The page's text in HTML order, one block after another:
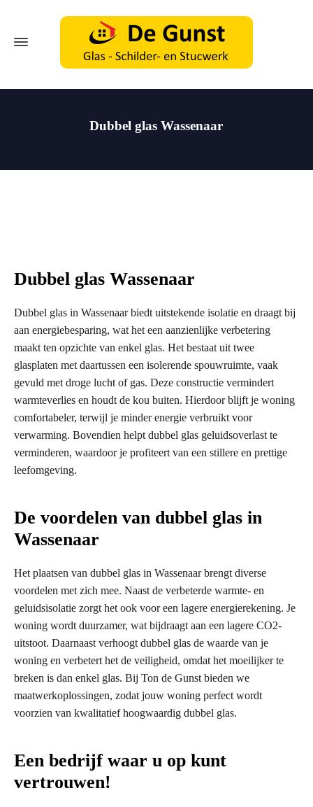
Dubbel glas Wassenaar
Dubbel glas Wassenaar
Dubbel glas in Wassenaar biedt uitstekende isolatie en draagt bij
aan energiebesparing, wat het een aanzienlijke verbetering
maakt ten opzichte van enkel glas. Het bestaat uit twee
glasplaten met daartussen een isolerende spouwruimte, vaak
gevuld met droge lucht of gas. Deze constructie vermindert
warmteverlies en houdt de kou buiten. Hierdoor blijft je woning
comfortabeler, terwijl je minder energie verbruikt voor
verwarming. Bovendien helpt dubbel glas geluidsoverlast te
verminderen, waardoor je profiteert van een stillere en prettige
leefomgeving.
De voordelen van dubbel glas in
Wassenaar
Het plaatsen van dubbel glas in Wassenaar brengt diverse
voordelen met zich mee. Naast de verbeterde warmte- en
geluidsisolatie zorgt het ook voor een lagere energierekening. Je
woning wordt duurzamer, wat bijdraagt aan een lagere CO2-
uitstoot. Daarnaast verhoogt dubbel glas de waarde van je
woning en verbetert het de veiligheid, omdat het moeilijker te
breken is dan enkel glas. Bij Ton de Gunst bieden we
maatwerkoplossingen, zodat jouw woning perfect wordt
voorzien van kwalitatief hoogwaardig dubbel glas.
Een bedrijf waar u op kunt
vertrouwen!